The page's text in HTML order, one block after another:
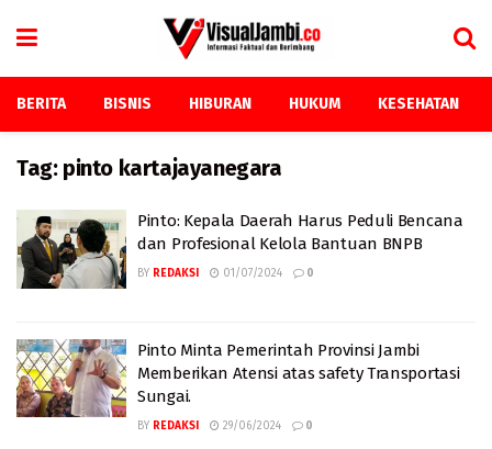
BERITA BISNIS HIBURAN HUKUM KESEHATAN
Tag: pinto kartajayanegara
Pinto: Kepala Daerah Harus Peduli Bencana
dan Profesional Kelola Bantuan BNPB
BY REDAKSI 01/07/2024 0
Pinto Minta Pemerintah Provinsi Jambi
Memberikan Atensi atas safety Transportasi
Sungai.
BY REDAKSI 29/06/2024 0